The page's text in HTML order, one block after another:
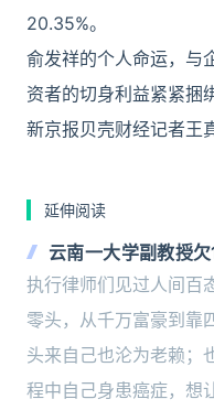
20.35%。
俞发祥的个人命运，与
资者的切身利益紧紧捆
新京报贝壳财经记者王
延伸阅读
云南一大学副教授
旅游，债主患癌求“
执行律师们见过人间百
零头，从千万富豪到靠
头来自己也沦为老赖；
程中自己身患癌症，想